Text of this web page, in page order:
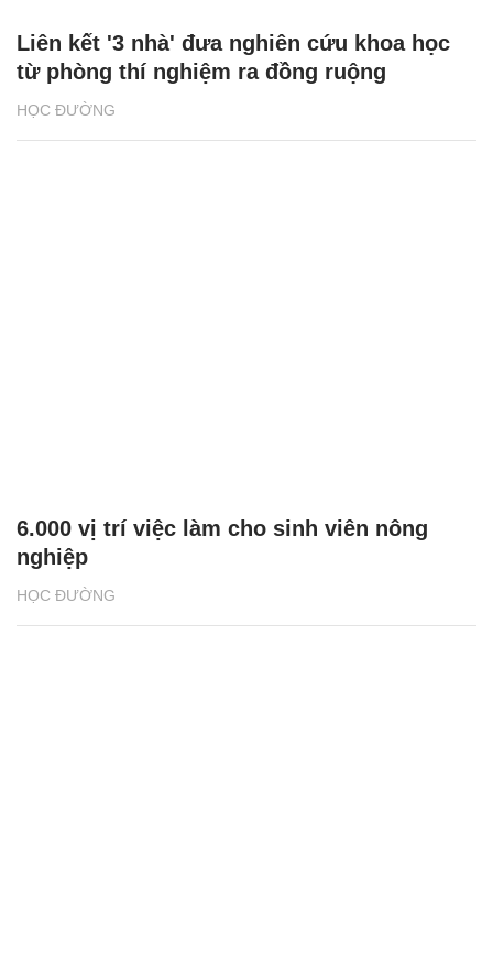
HỌC ĐƯỜNG
Liên kết '3 nhà' đưa nghiên cứu khoa học
từ phòng thí nghiệm ra đồng ruộng
HỌC ĐƯỜNG
6.000 vị trí việc làm cho sinh viên nông
nghiệp